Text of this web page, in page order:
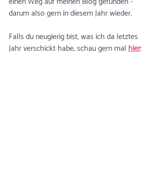
darum also gern in diesem Jahr wieder.
Falls du neugierig bist, was ich da letztes
Jahr verschickt habe, schau gern mal hier: